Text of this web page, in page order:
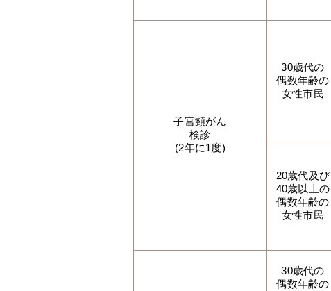
子宮頸がん
検診
(2年に1度)
30歳代の
偶数年齢の
女性市民
20歳代及び
40歳以上の
偶数年齢の
女性市民
30歳代の
偶数年齢の